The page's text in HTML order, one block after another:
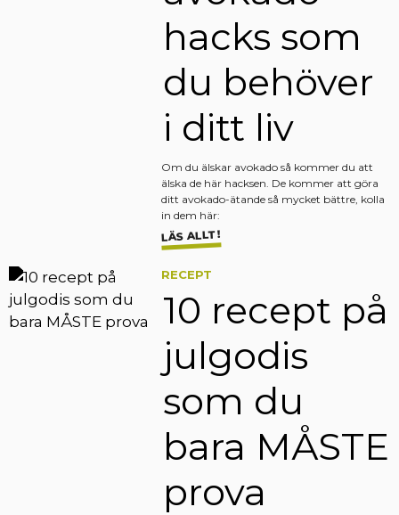
hacks som
du behöver
i ditt liv
Om du älskar avokado så kommer du att
älska de här hacksen. De kommer att göra
ditt avokado-ätande så mycket bättre, kolla
in dem här:
LÄS ALLT!
RECEPT
10 recept på
julgodis
som du
bara MÅSTE
prova